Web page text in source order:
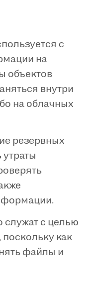
с
на
объектов
внутри
на облачных
резервных
с целью
как
файлы и